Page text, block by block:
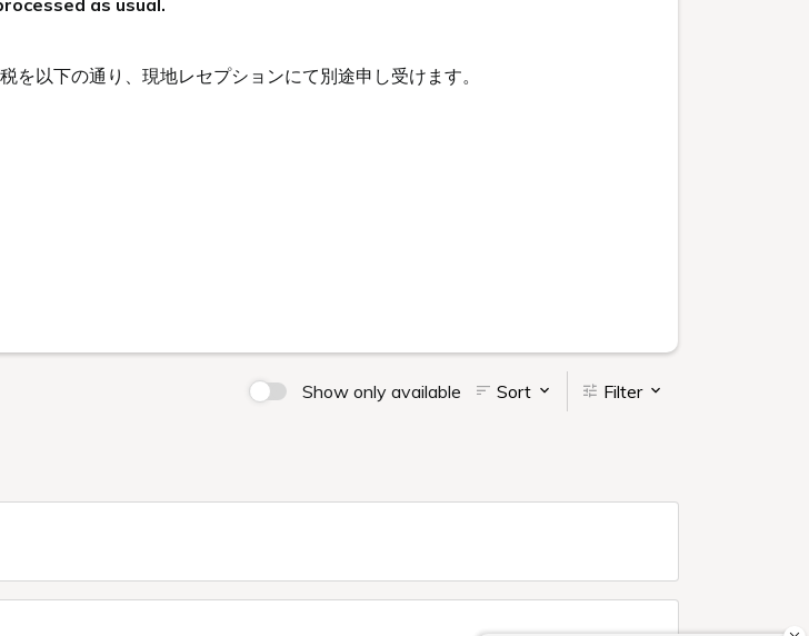
as usual.
以下の通り、現地レセプションにて別途申し受けます。
Show only available Sort Filter